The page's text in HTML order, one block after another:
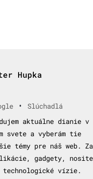
Hupka
•
Slúchadlá
aktuálne dianie v
svete a vyberám tie
témy pre náš web.
gadgety,
vízie.